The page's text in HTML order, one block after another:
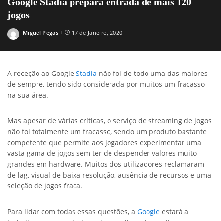
jogos
Posted
Miguel Pegas 17 de Janeiro, 2020
A receção ao Google Stadia não foi de todo uma das maiores
de sempre, tendo sido considerada por muitos um fracasso
na sua área.
Mas apesar de várias críticas, o serviço de streaming de jogos
não foi totalmente um fracasso, sendo um produto bastante
competente que permite aos jogadores experimentar uma
vasta gama de jogos sem ter de despender valores muito
grandes em hardware. Muitos dos utilizadores reclamaram
de lag, visual de baixa resolução, ausência de recursos e uma
seleção de jogos fraca.
Para lidar com todas essas questões, a Google estará a